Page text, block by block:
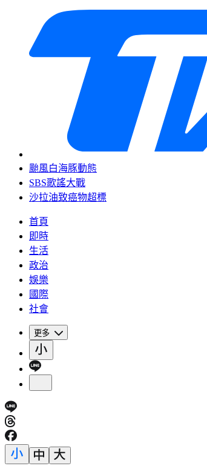
颱風白海豚動態
SBS歌謠大戰
沙拉油致癌物超標
首頁
即時
生活
政治
娛樂
國際
社會
更多